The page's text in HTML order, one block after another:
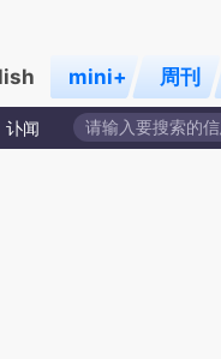
mini+ 周刊
讣闻